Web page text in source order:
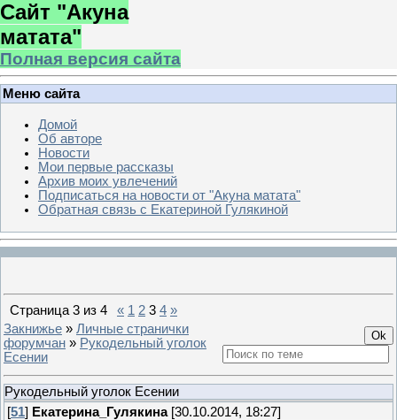
Сайт "Акуна
матата"
Полная версия сайта
Меню сайта
Домой
Об авторе
Новости
Мои первые рассказы
Архив моих увлечений
Подписаться на новости от "Акуна матата"
Обратная связь с Екатериной Гулякиной
Страница 3 из 4 « 1 2 3 4 »
Закнижье » Личные странички
форумчан » Рукодельный уголок
Есении
Рукодельный уголок Есении
[51] Екатерина_Гулякина[30.10.2014, 18:27]